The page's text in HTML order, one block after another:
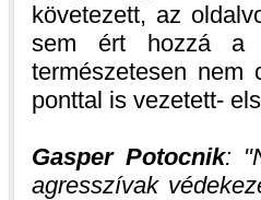
követezett, az
sem ért hozzá a
természetesen nem
ponttal is vezetett-
Gasper Potocnik:
agresszívak